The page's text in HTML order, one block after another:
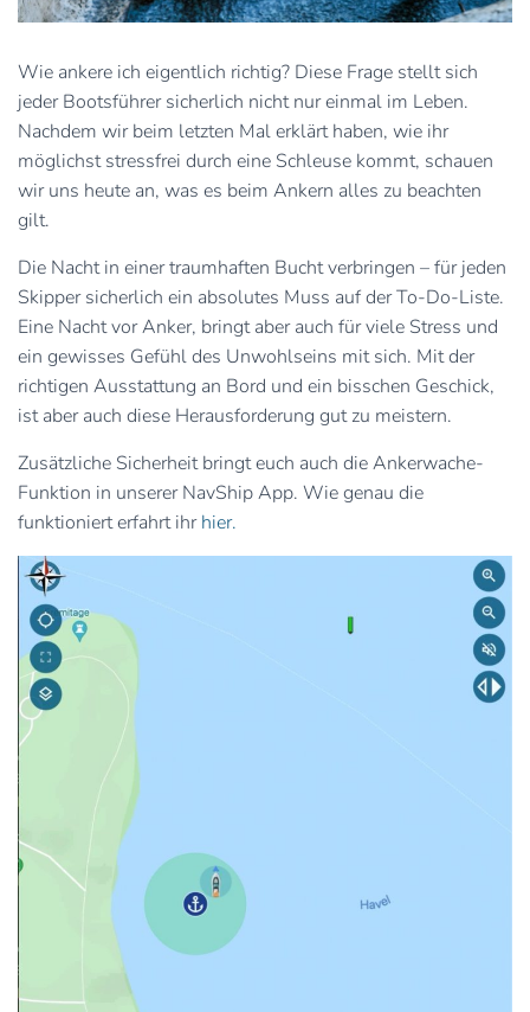
Wie ankere ich eigentlich richtig? Diese Frage stellt sich
jeder Bootsführer sicherlich nicht nur einmal im Leben.
Nachdem wir beim letzten Mal erklärt haben, wie ihr
möglichst stressfrei durch eine Schleuse kommt, schauen
wir uns heute an, was es beim Ankern alles zu beachten
gilt.
Die Nacht in einer traumhaften Bucht verbringen – für jeden
Skipper sicherlich ein absolutes Muss auf der To-Do-Liste.
Eine Nacht vor Anker, bringt aber auch für viele Stress und
ein gewisses Gefühl des Unwohlseins mit sich. Mit der
richtigen Ausstattung an Bord und ein bisschen Geschick,
ist aber auch diese Herausforderung gut zu meistern.
Zusätzliche Sicherheit bringt euch auch die Ankerwache-
Funktion in unserer NavShip App. Wie genau die
funktioniert erfahrt ihrhier.